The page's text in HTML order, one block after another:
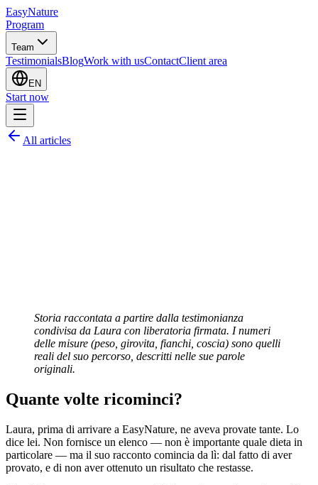
EasyNature
Program
Team
TestimonialsBlogWork with usContactClient area
EN
Start now
All articles
Storia raccontata a partire dalla testimonianza
condivisa da Laura con liberatoria firmata. I numeri
delle misure (peso, girovita, fianchi, coscia) sono quelli
reali del suo percorso, descritti nelle sue parole
originali.
Quante volte ricominci?
Laura, prima di arrivare a EasyNature, ne aveva provate tante. Lo
dice lei. Non fornisce un elenco — non è importante quale dieta in
particolare — ma il suo racconto comincia da lì: dal fatto di aver
provato, e di non aver ottenuto un risultato che restasse.